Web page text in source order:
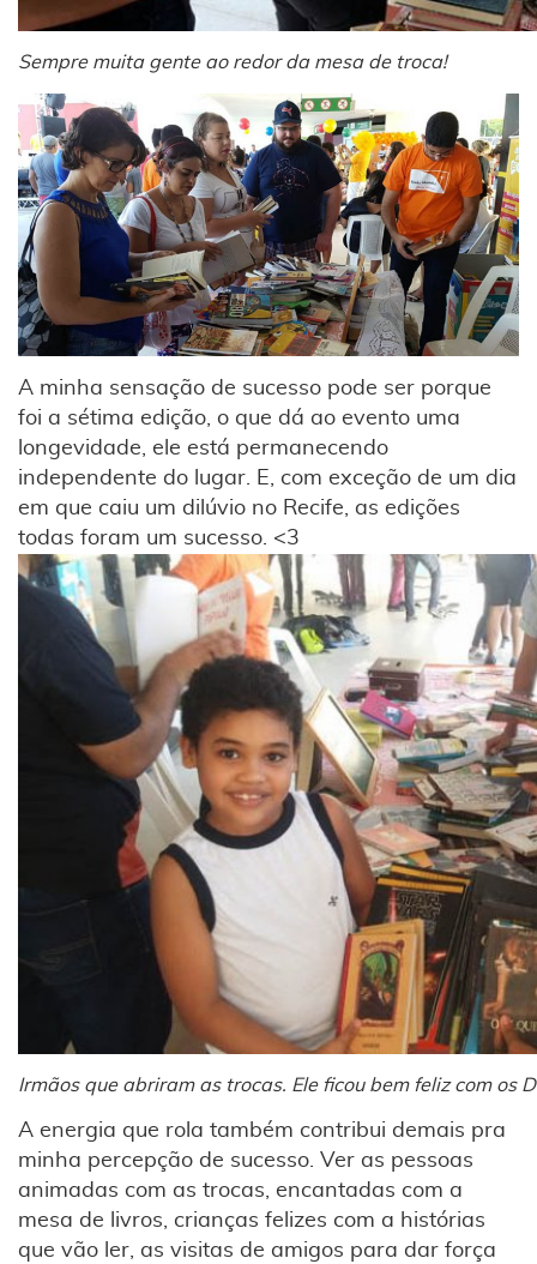
Sempre muita gente ao redor da mesa de troca!
A minha sensação de sucesso pode ser porque
foi a sétima edição, o que dá ao evento uma
longevidade, ele está permanecendo
independente do lugar. E, com exceção de um dia
em que caiu um dilúvio no Recife, as edições
todas foram um sucesso. <3
Irmãos que abriram as trocas. Ele ficou bem feliz com os
A energia que rola também contribui demais pra
minha percepção de sucesso. Ver as pessoas
animadas com as trocas, encantadas com a
mesa de livros, crianças felizes com a histórias
que vão ler, as visitas de amigos para dar força